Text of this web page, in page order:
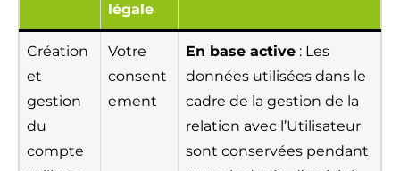
légale
Création
et
gestion
du
compte
Votre
consent
ement
En base active : Les
données utilisées dans le
cadre de la gestion de la
relation avec l’Utilisateur
sont conservées pendant